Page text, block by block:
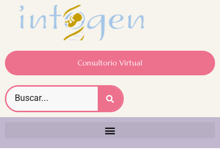
Consultorio Virtual